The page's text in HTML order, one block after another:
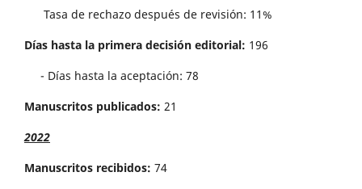
Tasa de rechazo después de revisión: 11%
Días hasta la primera decisión editorial: 196
- Días hasta la aceptación: 78
Manuscritos publicados: 21
2022
Manuscritos recibidos: 74